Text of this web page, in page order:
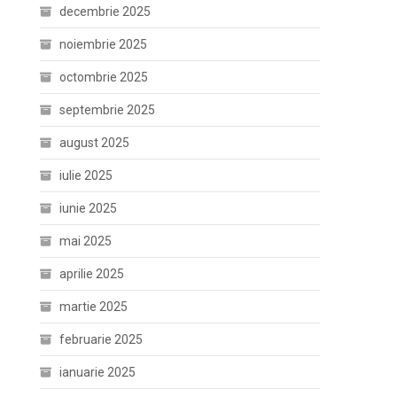
decembrie 2025
noiembrie 2025
octombrie 2025
septembrie 2025
august 2025
iulie 2025
iunie 2025
mai 2025
aprilie 2025
martie 2025
februarie 2025
ianuarie 2025